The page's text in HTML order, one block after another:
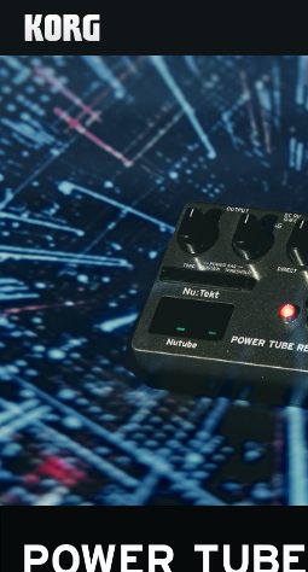
Inicio
Productos
Características
Eventos
Soporte
Localizador de Tiendas
Noticias